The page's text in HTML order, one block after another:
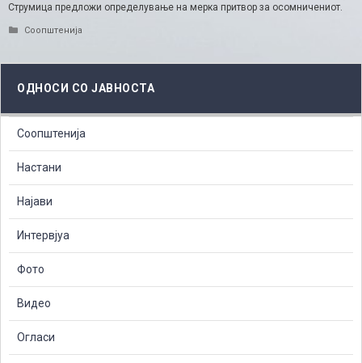
Струмица предложи определување на мерка притвор за осомничениот.
Categories
Соопштенија
ОДНОСИ СО ЈАВНОСТА
Соопштенија
Настани
Најави
Интервјуа
Фото
Видео
Огласи